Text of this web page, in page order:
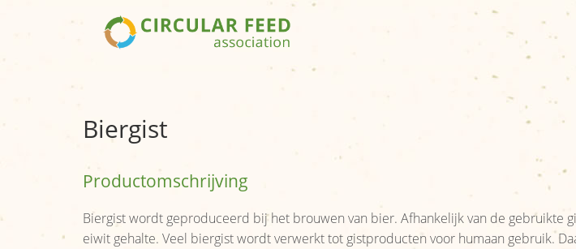
Biergist
Productomschrijving
Biergist wordt geproduceerd bij het brouwen van bier. Afhankelijk van de gebruikte
eiwit gehalte. Veel biergist wordt verwerkt tot gistproducten voor humaan gebruik.